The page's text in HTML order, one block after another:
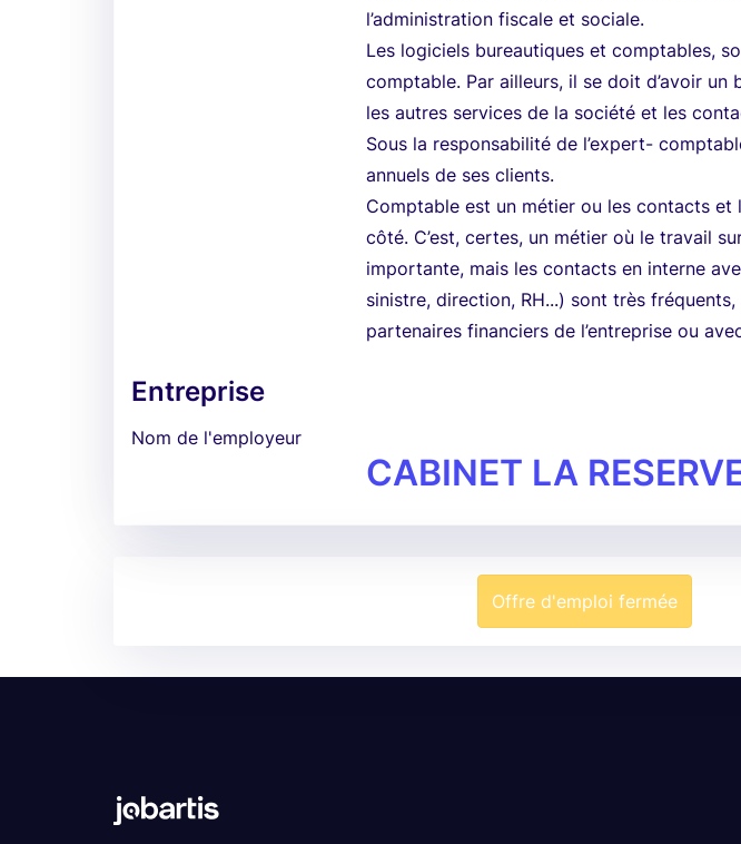
l’administration fiscale et sociale.
Les logiciels bureautiques et comptables,
comptable. Par ailleurs, il se doit d’avoir
les autres services de la société et les
Sous la responsabilité de l’expert-
annuels de ses clients.
Comptable est un métier ou les contacts et
côté. C’est, certes, un métier où le travail
importante, mais les contacts en interne
sinistre, direction, RH...) sont très fréquents,
partenaires financiers de l’entreprise ou
Entreprise
Nom de l'employeur
CABINET LA
Offre d'emploi fermée